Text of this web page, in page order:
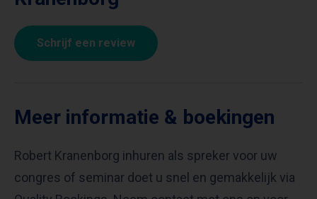
Schrijf een review
Meer informatie & boekingen
Robert Kranenborg inhuren als spreker voor uw
congres of seminar doet u snel en gemakkelijk via